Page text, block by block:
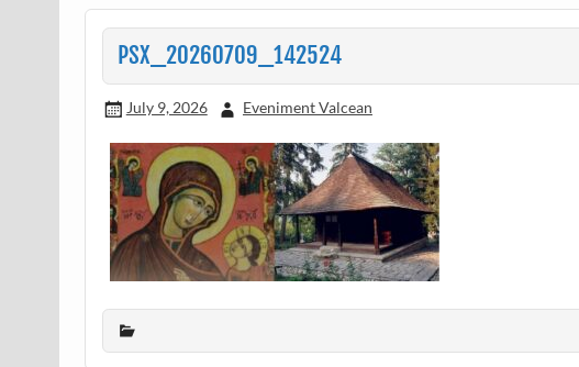
PSX_20260709_142524
July 9, 2026 Eveniment Valcean